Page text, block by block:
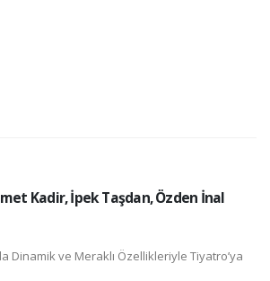
Kadir, İpek Taşdan, Özden İnal
Dinamik ve Meraklı Özellikleriyle Tiyatro’ya